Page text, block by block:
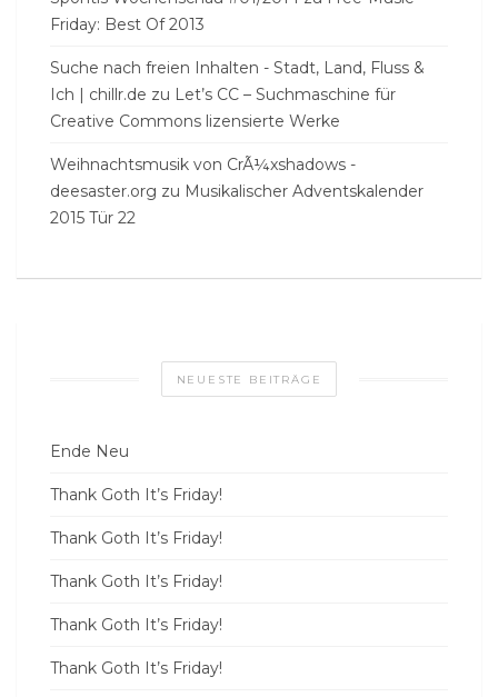
Friday: Best Of 2013
Suche nach freien Inhalten - Stadt, Land, Fluss &
Ich | chillr.de zu Let’s CC – Suchmaschine für
Creative Commons lizensierte Werke
Weihnachtsmusik von CrÃ¼xshadows -
deesaster.org zu Musikalischer Adventskalender
2015 Tür 22
NEUESTE BEITRÄGE
Ende Neu
Thank Goth It’s Friday!
Thank Goth It’s Friday!
Thank Goth It’s Friday!
Thank Goth It’s Friday!
Thank Goth It’s Friday!